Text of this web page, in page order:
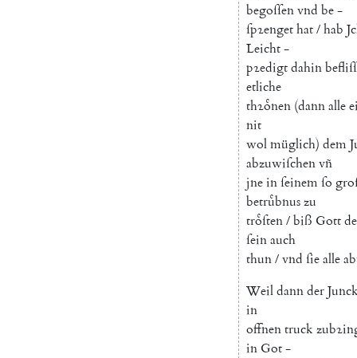
begoſſenvnd be-
ſpꝛengethat/hab
Leicht-
pꝛedigtdahin
etliche
thꝛoͤnen (dannalle
nit
wolmüglich) dem
abzuwiſchenvñ
jneinſeinemſo
betruͤbnuszu
troͤſten/biß Gott
ſeinauch
thun/vnd ſiealle
Weildannder
in
offnentruck
in Got-